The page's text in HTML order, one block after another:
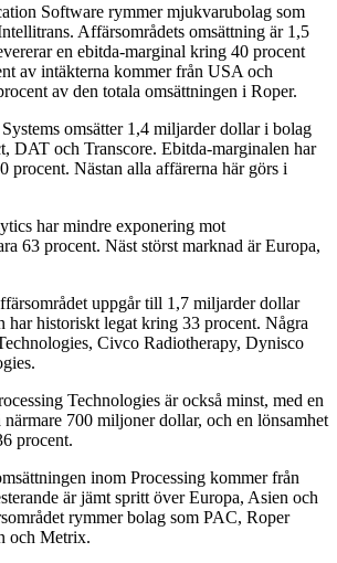
Software rymmer mjukvarubolag som
Affärsområdets omsättning är 1,5
en ebitda-marginal kring 40 procent
av intäkterna kommer från USA och
av den totala omsättningen i Roper.
omsätter 1,4 miljarder dollar i bolag
DAT och Transcore. Ebitda-marginalen har
procent. Nästan alla affärerna här görs i
har mindre exponering mot
63 procent. Näst störst marknad är Europa,
uppgår till 1,7 miljarder dollar
har historiskt legat kring 33 procent. Några
Civco Radiotherapy, Dynisco
Technologies är också minst, med en
närmare 700 miljoner dollar, och en lönsamhet
procent.
inom Processing kommer från
är jämt spritt över Europa, Asien och
rymmer bolag som PAC, Roper
och Metrix.